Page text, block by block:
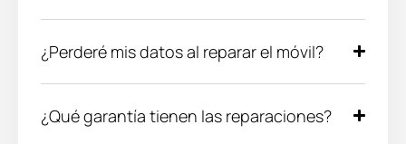
¿Perderé mis datos al reparar el móvil?
¿Qué garantía tienen las reparaciones?